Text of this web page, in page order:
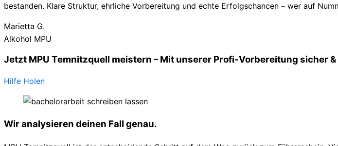
bestanden. Klare Struktur, ehrliche Vorbereitung und echte Erfolgschancen – wer auf
Marietta G.
Alkohol MPU
Jetzt MPU Temnitzquell meistern – Mit unserer Profi-Vorbereitung sicher
Hilfe Holen
Wir analysieren deinen Fall genau.